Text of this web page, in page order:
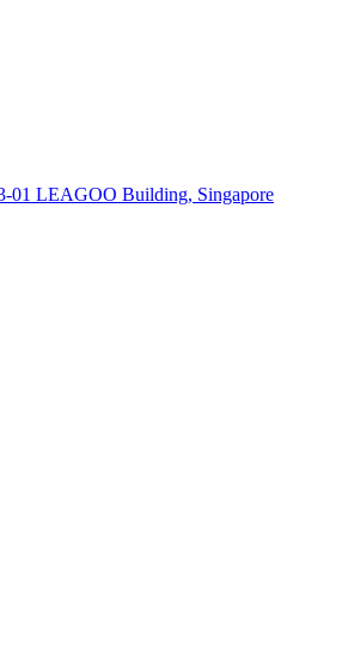
01 LEAGOO Building, Singapore